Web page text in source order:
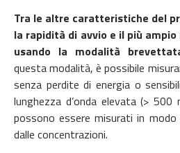
Tra le altre caratteristiche del
la rapidità di avvio e il più
usando la modalità
questa modalità, è possibile
senza perdite di energia o
lunghezza d’onda elevata (>
possono essere misurati in
dalle concentrazioni.